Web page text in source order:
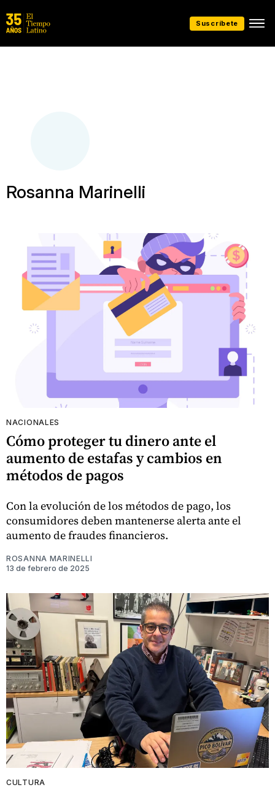
Suscríbete
Rosanna Marinelli
NACIONALES
Cómo proteger tu dinero ante el
aumento de estafas y cambios en
métodos de pagos
Con la evolución de los métodos de pago, los
consumidores deben mantenerse alerta ante el
aumento de fraudes financieros.
ROSANNA MARINELLI
13 de febrero de 2025
CULTURA